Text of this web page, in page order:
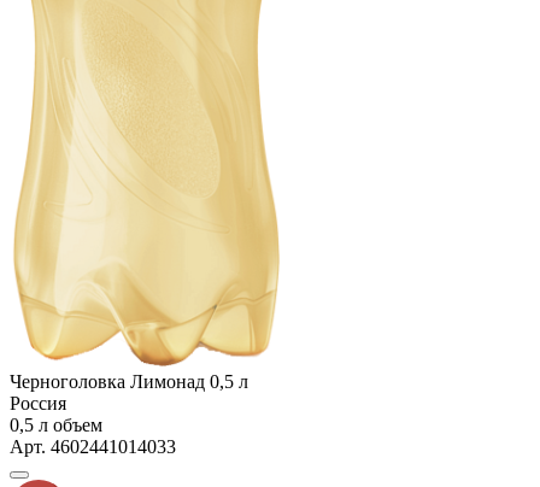
Черноголовка Лимонад 0,5 л
Россия
0,5 л объем
Арт. 4602441014033